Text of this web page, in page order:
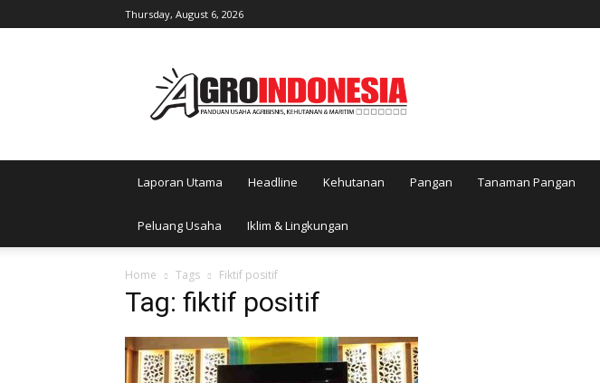
Thursday, August 6, 2026
Laporan Utama Headline Kehutanan Pangan Tanaman Pangan
Peluang Usaha Iklim & Lingkungan
Home Tags Fiktif positif
Tag: fiktif positif